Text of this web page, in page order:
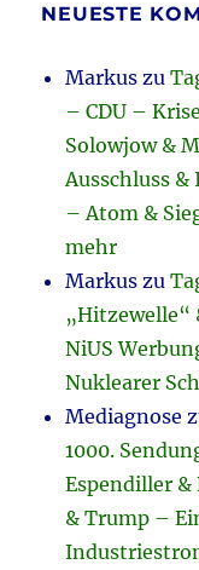
NEUESTE
Markus zu
– CDU –
Solowjow &
Ausschluss
– Atom &
mehr
Markus zu
„Hitzewelle“
NiUS
Nuklearer
Mediagnose
1000.
Espendiller
& Trump –